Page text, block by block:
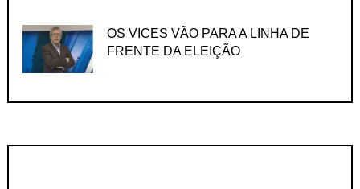
OS VICES VÃO PARA A LINHA DE
FRENTE DA ELEIÇÃO